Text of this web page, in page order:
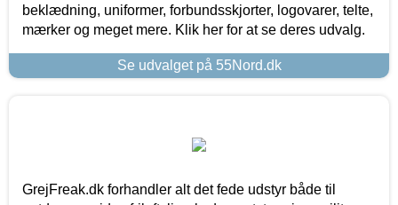
beklædning, uniformer, forbundsskjorter, logovarer, telte,
mærker og meget mere. Klik her for at se deres udvalg.
Se udvalget på 55Nord.dk
GrejFreak.dk forhandler alt det fede udstyr både til